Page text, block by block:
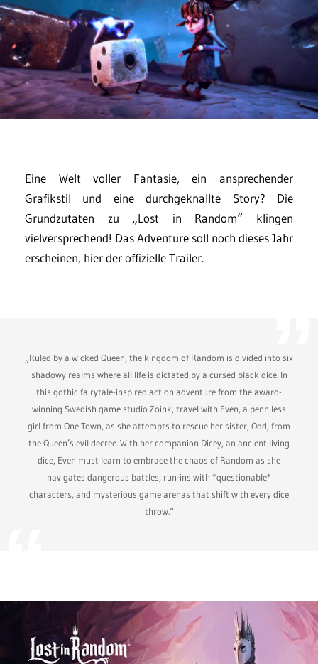
Eine Welt voller Fantasie, ein ansprechender
Grafikstil und eine durchgeknallte Story? Die
Grundzutaten zu „Lost in Random“ klingen
vielversprechend! Das Adventure soll noch dieses Jahr
erscheinen, hier der offizielle Trailer.
„Ruled by a wicked Queen, the kingdom of Random is divided into six
shadowy realms where all life is dictated by a cursed black dice. In
this gothic fairytale-inspired action adventure from the award-
winning Swedish game studio Zoink, travel with Even, a penniless
girl from One Town, as she attempts to rescue her sister, Odd, from
the Queen’s evil decree. With her companion Dicey, an ancient living
dice, Even must learn to embrace the chaos of Random as she
navigates dangerous battles, run-ins with *questionable*
characters, and mysterious game arenas that shift with every dice
throw.“